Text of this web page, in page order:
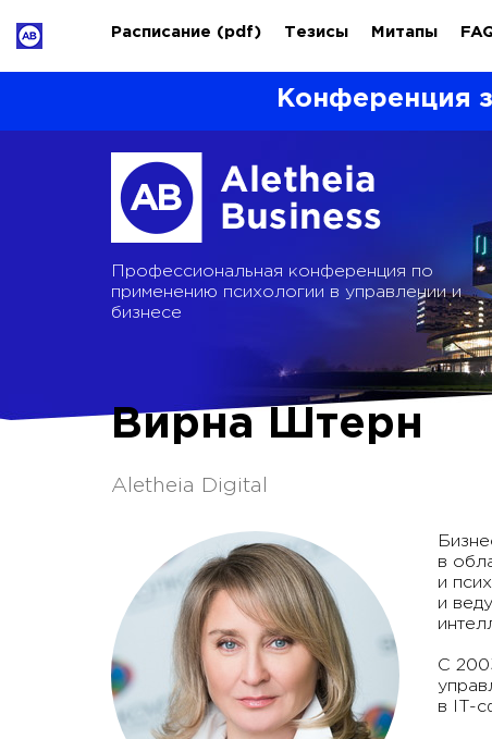
Расписание (pdf) Тезисы Митапы
Конференция
Профессиональная конференция по
применению психологии в управлении и
бизнесе
Вирна Штерн
Aletheia Digital
в
и
и
С
в IT-